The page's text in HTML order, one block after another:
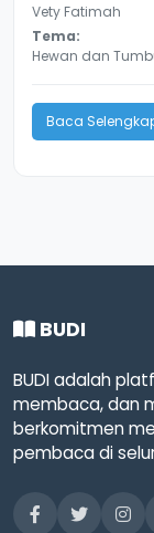
Vety Fatimah
Tema:
Hewan dan
Baca
BUDI
BUDI adalah
membaca, dan
berkomitmen
pembaca di